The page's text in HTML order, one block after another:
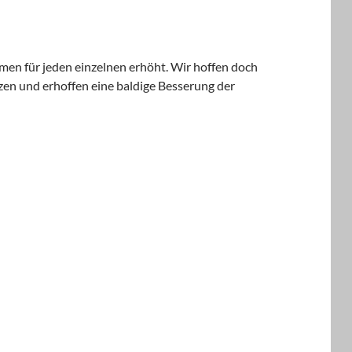
für jeden einzelnen erhöht. Wir hoffen doch
und erhoffen eine baldige Besserung der